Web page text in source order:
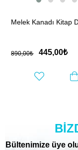
Melek Kanadı Kitap
445,00₺
890,00₺
Bültenimize üye